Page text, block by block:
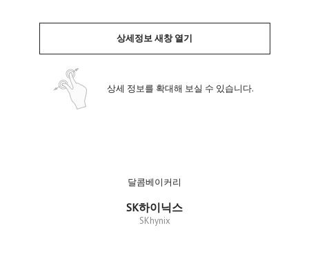
상세정보 새창 열기
상세 정보를 확대해 보실 수 있습니다.
달콤베이커리
SK하이닉스
SKhynix